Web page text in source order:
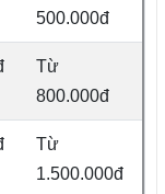
500.000đ
Từ
800.000đ
Từ
1.500.000đ